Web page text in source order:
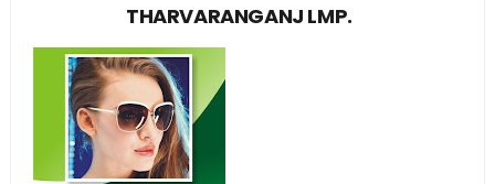
THARVARANGANJ LMP.